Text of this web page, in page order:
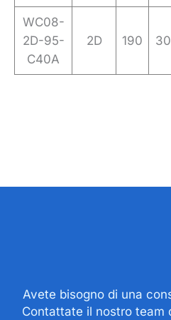
WC08-
2D-95-
C40A
2D 190
Avete bisogno di una
Contattate il nostro team